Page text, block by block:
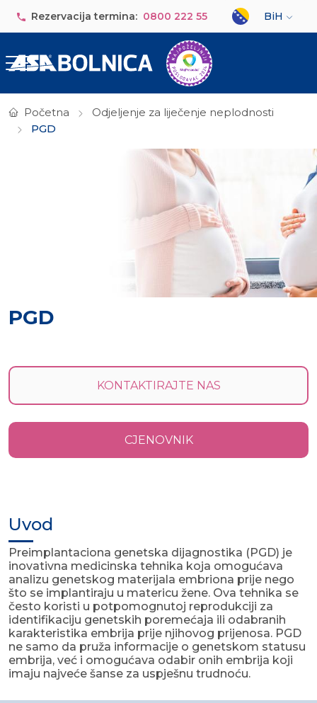
Rezervacija termina: 0800 222 55
Select your
BiH
Početna
Odjeljenje za liječenje neplodnosti
PGD
PGD
KONTAKTIRAJTE NAS
CJENOVNIK
Uvod
Preimplantaciona genetska dijagnostika (PGD) je
inovativna medicinska tehnika koja omogućava
analizu genetskog materijala embriona prije nego
što se implantiraju u matericu žene. Ova tehnika se
često koristi u potpomognutoj reprodukciji za
identifikaciju genetskih poremećaja ili odabranih
karakteristika embrija prije njihovog prijenosa. PGD ​​
ne samo da pruža informacije o genetskom statusu
embrija, već i omogućava odabir onih embrija koji
imaju najveće šanse za uspješnu trudnoću.